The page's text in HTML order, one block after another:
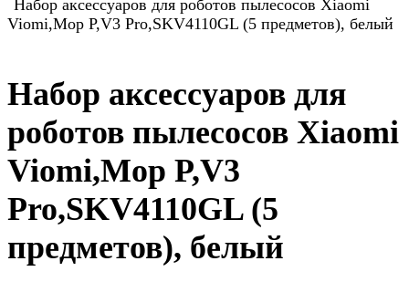
Набор аксессуаров для роботов пылесосов Xiaomi
Viomi,Mop P,V3 Pro,SKV4110GL (5 предметов), белый
Набор аксессуаров для
роботов пылесосов Xiaomi
Viomi,Mop P,V3
Pro,SKV4110GL (5
предметов), белый